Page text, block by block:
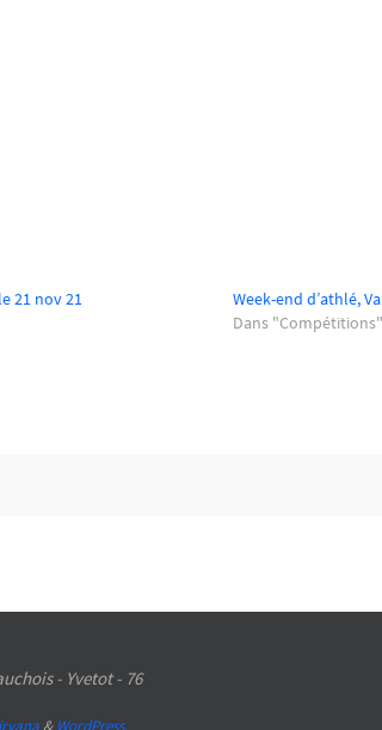
21 nov 21
Week-end d’athlé,
Dans "Compétitions"
- Yvetot - 76
& WordPress.